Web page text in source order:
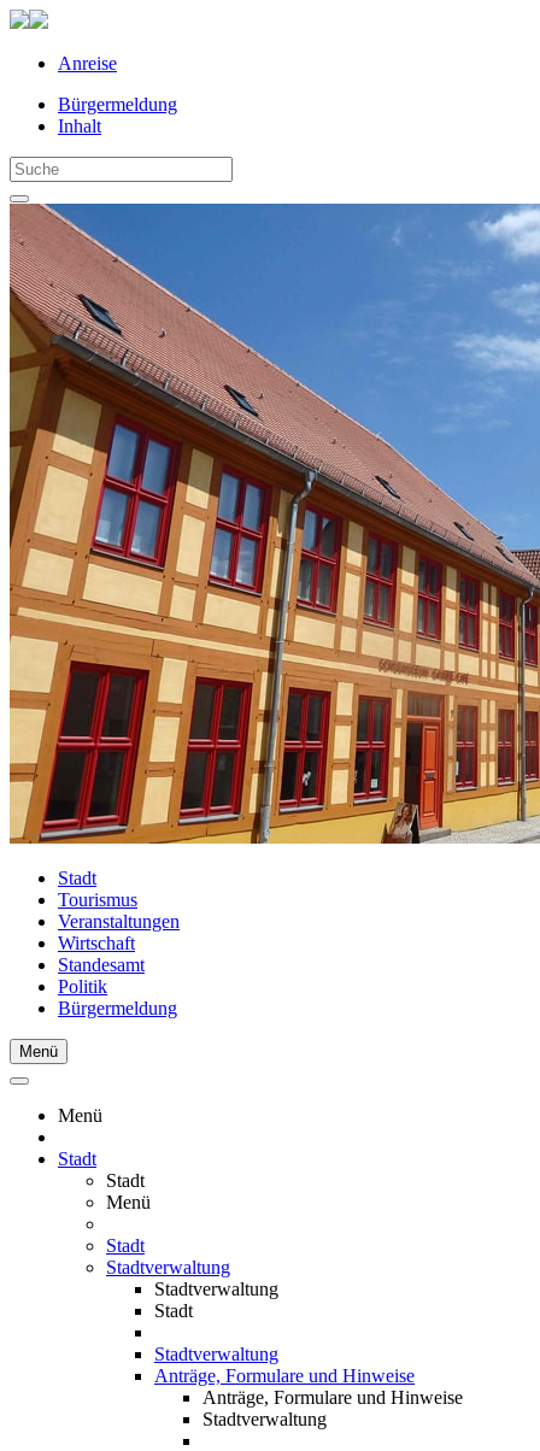
Anreise
Bürgermeldung
Inhalt
Stadt
Tourismus
Veranstaltungen
Wirtschaft
Standesamt
Politik
Bürgermeldung
Menü
Menü
Stadt
Stadt
Menü
Stadt
Stadtverwaltung
Stadtverwaltung
Stadt
Stadtverwaltung
Anträge, Formulare und Hinweise
Anträge, Formulare und Hinweise
Stadtverwaltung